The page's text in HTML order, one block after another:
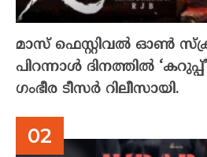
മാസ് ഫെസ്റ്റിവൽ ഓൺ
പിറന്നാൾ ദിനത്തിൽ
ഗംഭീര ടീസർ റിലീസായി.